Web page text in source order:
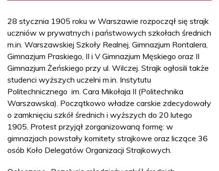
28 stycznia 1905 roku w Warszawie rozpoczął się strajk
uczniów w prywatnych i państwowych szkołach średnich
m.in. Warszawskiej Szkoły Realnej, Gimnazjum Rontalera,
Gimnazjum Praskiego, II i V Gimnazjum Męskiego oraz II
Gimnazjum Żeńskiego przy ul. Wilczej. Strajk ogłosili także
studenci wyższych uczelni m.in. Instytutu
Politechnicznego im. Cara Mikołaja II (Politechnika
Warszawska). Początkowo władze carskie zdecydowały
o zamknięciu szkół średnich i wyższych do 20 lutego
1905. Protest przyjął zorganizowaną formę: w
gimnazjach powstały komitety strajkowe oraz liczące 36
osób Koło Delegatów Organizacji Strajkowych.